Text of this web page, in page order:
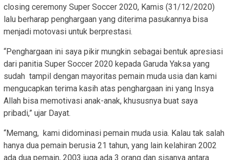
closing ceremony Super Soccer 2020, Kamis (31/12/2020)
lalu berharap penghargaan yang diterima pasukannya bisa
menjadi motovasi untuk berprestasi.
“Penghargaan ini saya pikir mungkin sebagai bentuk apresiasi
dari panitia Super Soccer 2020 kepada Garuda Yaksa yang
sudah tampil dengan mayoritas pemain muda usia dan kami
mengucapkan terima kasih atas penghargaan ini yang Insya
Allah bisa memotivasi anak-anak, khususnya buat saya
pribadi,” ujar Dayat.
“Memang, kami didominasi pemain muda usia. Kalau tak salah
hanya dua pemain berusia 21 tahun, yang lain kelahiran 2002
ada dua pemain, 2003 juga ada 3 orang dan sisanya antara